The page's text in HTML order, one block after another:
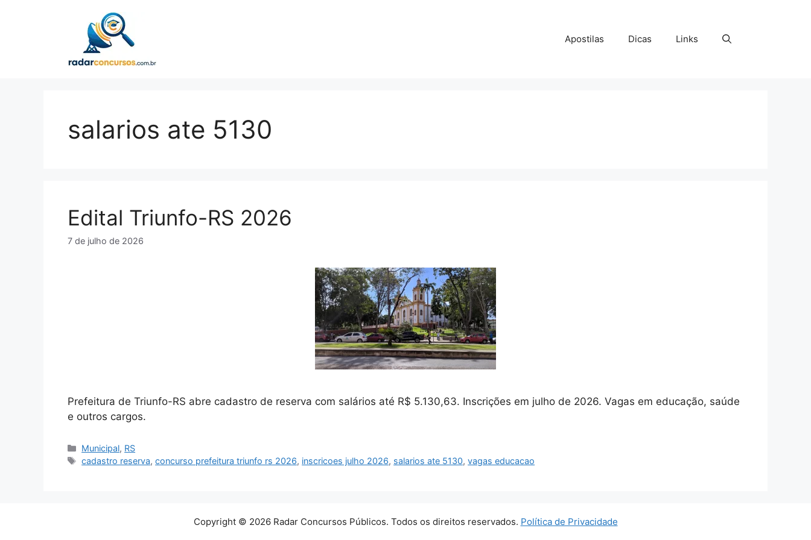
Apostilas Dicas Links
salarios ate 5130
Edital Triunfo-RS 2026
7 de julho de 2026
Prefeitura de Triunfo-RS abre cadastro de reserva com salários até R$ 5.130,63. Inscrições em julho de 2026. Vagas em educação, saúde
e outros cargos.
Categorias
Municipal, RS
Tags
cadastro reserva,concurso prefeitura triunfo rs 2026, inscricoes julho 2026, salarios ate 5130,vagas educacao
Copyright © 2026 Radar Concursos Públicos. Todos os direitos reservados. Política de Privacidade